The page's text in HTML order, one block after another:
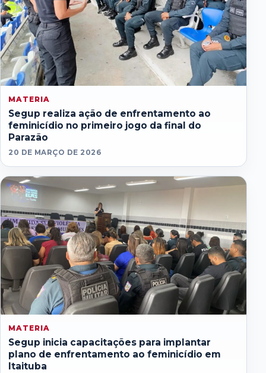
MATERIA
Segup realiza ação de enfrentamento ao
feminicídio no primeiro jogo da final do
Parazão
20 DE MARÇO DE 2026
MATERIA
Segup inicia capacitações para implantar
plano de enfrentamento ao feminicídio em
Itaituba